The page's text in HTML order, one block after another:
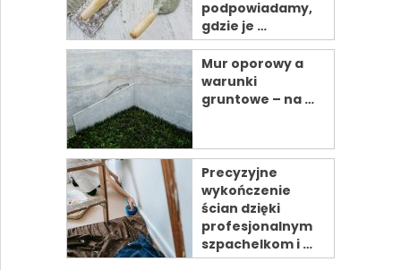
podpowiadamy,
gdzie je …
Mur oporowy a
warunki
gruntowe – na …
Precyzyjne
wykończenie
ścian dzięki
profesjonalnym
szpachelkom i …